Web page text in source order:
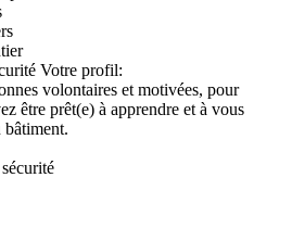
Votre profil:
volontaires et motivées, pour
être prêt(e) à apprendre et à vous
bâtiment.